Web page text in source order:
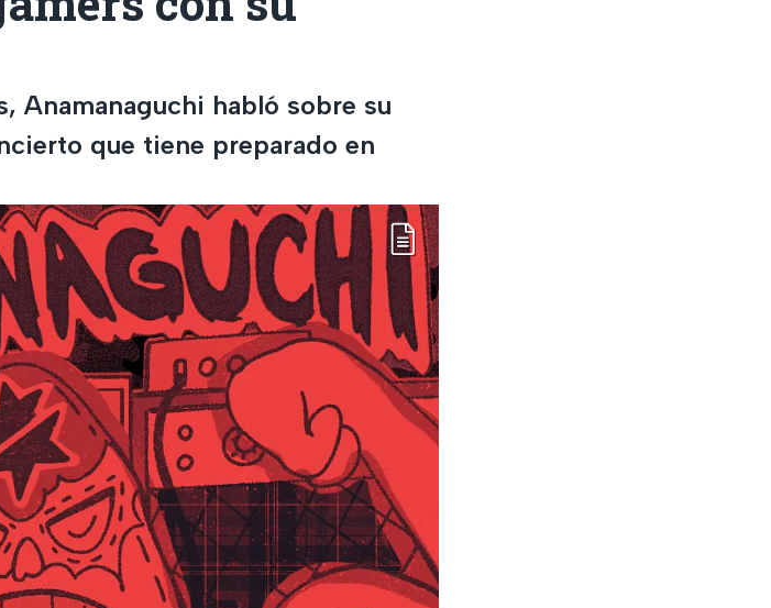
Anamanaguchi habló sobre su
que tiene preparado en